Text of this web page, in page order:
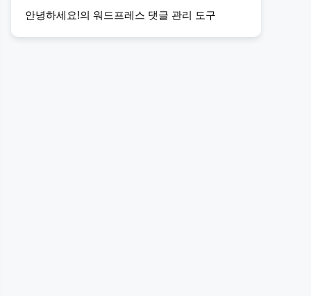
안녕하세요!의 워드프레스 댓글 관리 도구